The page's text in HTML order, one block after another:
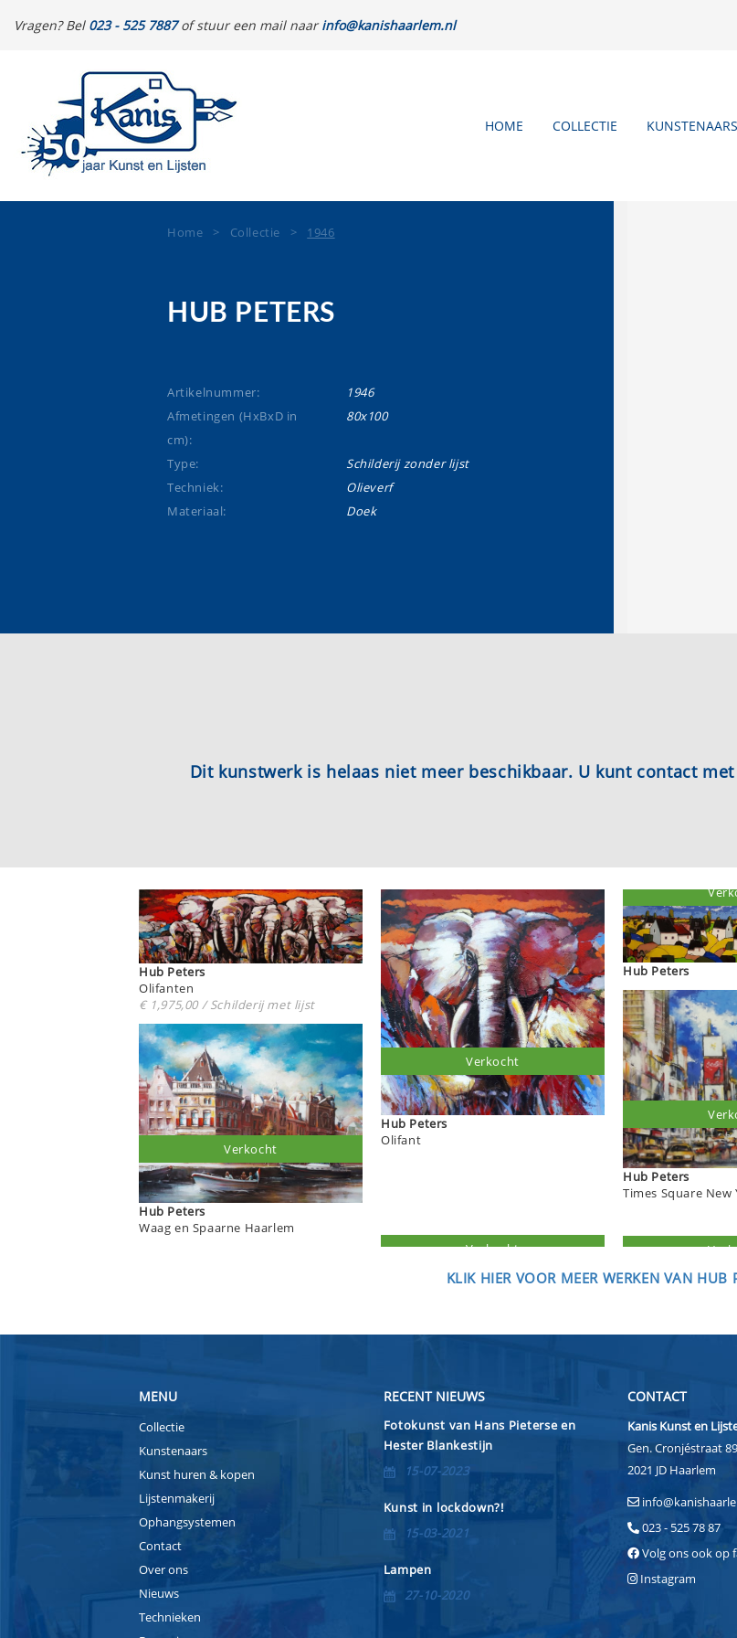
Vragen? Bel 023 - 525 7887of stuur een mail naarinfo@kanishaarlem.nl
HOME COLLECTIE KUNSTENAARS
Home > Collectie > 1946
HUB PETERS
Artikelnummer:
1946
Afmetingen (HxBxD in
cm):
80x100
Type:
Schilderij zonder lijst
Techniek:
Olieverf
Materiaal:
Doek
Dit kunstwerk is helaas niet meer beschikbaar. U kunt contact
Hub Peters
Olifanten
€ 1,975,00 / Schilderij met lijst
Hub Peters
Waag en Spaarne Haarlem
Verkocht
Hub Peters
Olifant
Verkocht
Hub Peters
Hub Peters
Times Square New
KLIK HIER VOOR MEER WERKEN VAN HUB
MENU
Collectie
Kunstenaars
Kunst huren & kopen
Lijstenmakerij
Ophangsystemen
Contact
Over ons
Nieuws
Technieken
RECENT NIEUWS
Fotokunst van Hans Pieterse en
Hester Blankestijn
15-07-2023
Kunst in lockdown?!
15-03-2021
Lampen
27-10-2020
CONTACT
Kanis Kunst en
Gen. Cronjéstraat
2021 JD Haarlem
023 - 525 78 87
Volg ons ook op
Instagram